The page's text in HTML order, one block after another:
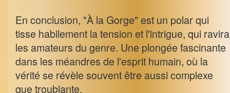
En conclusion, "À la Gorge" est un polar qui
tisse habilement la tension et l'intrigue, qui ravira
les amateurs du genre. Une plongée fascinante
dans les méandres de l'esprit humain, où la
vérité se révèle souvent être aussi complexe
que troublante.